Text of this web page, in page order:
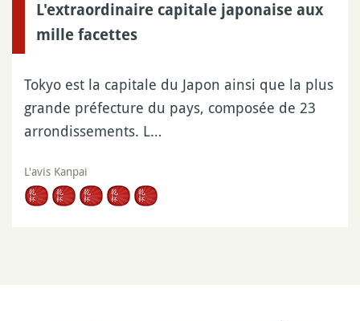
L'extraordinaire capitale japonaise aux
mille facettes
Tokyo est la capitale du Japon ainsi que la plus
grande préfecture du pays, composée de 23
arrondissements. L…
L'avis Kanpai